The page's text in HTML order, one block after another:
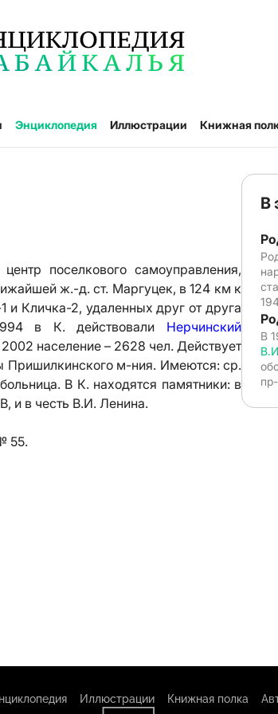
Энциклопедия Иллюстрации Книжная
поселкового самоуправления,
ж.-д. ст. Маргуцек, в 124 км к
и Кличка-2, удаленных друг от друга
в К. действовали Нерчинский
население – 2628 чел. Действует
Пришилкинского м-ния. Имеются: ср.
В К. находятся памятники: в
и в честь В.И. Ленина.
55.
В
В
Иллюстрации Книжная полка